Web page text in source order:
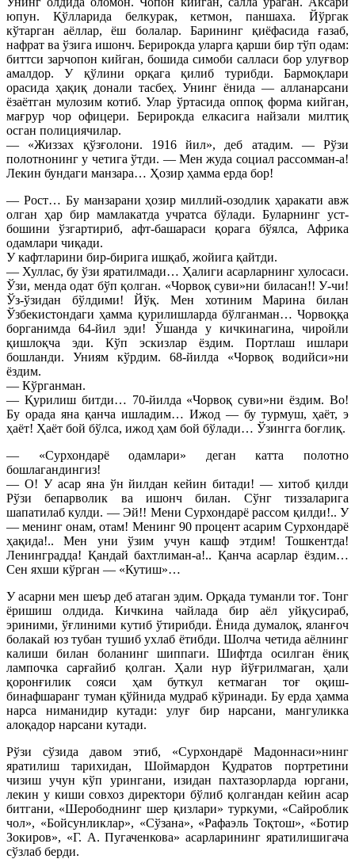
юпун. Қўлларида белкурак, кетмон, паншаха. Йўргак
кўтарган аёллар, ёш болалар. Барининг қиёфасида ғазаб,
нафрат ва ўзига ишонч. Берирокда уларга қарши бир тўп одам:
биттси зарчопон кийган, бошида симоби салласи бор улуғвор
амалдор. У қўлини орқага қилиб турибди. Бармоқлари
орасида ҳақиқ донали тасбеҳ. Унинг ёнида — алланарсани
ёзаётган мулозим котиб. Улар ўртасида оппоқ форма кийган,
мағрур чор офицери. Берирокда елкасига найзали милтиқ
осган полициячилар.
— «Жиззах қўзғолони. 1916 йил», деб атадим. — Рўзи
полотнонинг у четига ўтди. — Мен жуда социал рассомман-а!
Лекин бундаги манзара… Ҳозир ҳамма ерда бор!
— Рост… Бу манзарани ҳозир миллий-озодлик ҳаракати авж
олган ҳар бир мамлакатда учратса бўлади. Буларнинг уст-
бошини ўзгартириб, афт-башараси қорага бўялса, Африка
одамлари чиқади.
У кафтларини бир-бирига ишқаб, жойига қайтди.
— Хуллас, бу ўзи яратилмади… Ҳалиги асарларнинг хулосаси.
Ўзи, менда одат бўп қолган. «Чорвоқ суви»ни биласан!! У-чи!
Ўз-ўзидан бўлдими! Йўқ. Мен хотиним Марина билан
Ўзбекистондаги ҳамма қурилишларда бўлганман… Чорвоққа
борганимда 64-йил эди! Ўшанда у кичкинагина, чиройли
қишлоқча эди. Кўп эскизлар ёздим. Портлаш ишлари
бошланди. Униям кўрдим. 68-йилда «Чорвоқ водийси»ни
ёздим.
— Кўрганман.
— Қурилиш битди… 70-йилда «Чорвоқ суви»ни ёздим. Во!
Бу орада яна қанча ишладим… Ижод — бу турмуш, ҳаёт, э
ҳаёт! Ҳаёт бой бўлса, ижод ҳам бой бўлади… Ўзингга боғлиқ.
— «Сурхондарё одамлари» деган катта полотно
бошлагандингиз!
— О! У асар яна ўн йилдан кейин битади! — хитоб қилди
Рўзи бепарволик ва ишонч билан. Сўнг тиззаларига
шапатилаб кулди. — Эй!! Мени Сурхондарё рассом қилди!.. У
— менинг онам, отам! Менинг 90 процент асарим Сурхондарё
ҳақида!.. Мен уни ўзим учун кашф этдим! Тошкентда!
Ленинградда! Қандай бахтлиман-а!.. Қанча асарлар ёздим…
Сен яхши кўрган — «Кутиш»…
У асарни мен шеър деб атаган эдим. Орқада туманли тоғ. Тонг
ёришиш олдида. Кичкина чайлада бир аёл уйқусираб,
эриними, ўғлиними кутиб ўтирибди. Ёнида думалоқ, яланғоч
болакай юз тубан тушиб ухлаб ётибди. Шолча четида аёлнинг
калиши билан боланинг шиппаги. Шифтда осилган ёниқ
лампочка сарғайиб қолган. Ҳали нур йўғрилмаган, ҳали
қоронғилик сояси ҳам буткул кетмаган тоғ оқиш-
бинафшаранг туман қўйнида мудраб кўринади. Бу ерда ҳамма
нарса ниманидир кутади: улуғ бир нарсани, мангуликка
алоқадор нарсани кутади.
Рўзи сўзида давом этиб, «Сурхондарё Мадоннаси»нинг
яратилиш тарихидан, Шоймардон Қудратов портретини
чизиш учун кўп урингани, изидан пахтазорларда юргани,
лекин у киши совхоз директори бўлиб қолгандан кейин асар
битгани, «Шерободнинг шер қизлари» туркуми, «Сайроблик
чол», «Бойсунликлар», «Сўзана», «Рафаэль Тоқтош», «Ботир
Зокиров», «Г. А. Пугаченкова» асарларининг яратилишигача
сўзлаб берди.